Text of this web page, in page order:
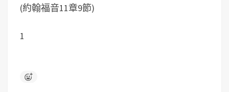
(約翰福音11章9節)
1